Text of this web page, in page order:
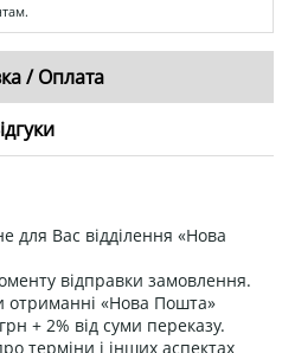
/ Оплата
для Вас відділення «Нова
відправки замовлення.
отриманні «Нова Пошта»
+ 2% від суми переказу.
терміни і інших аспектах